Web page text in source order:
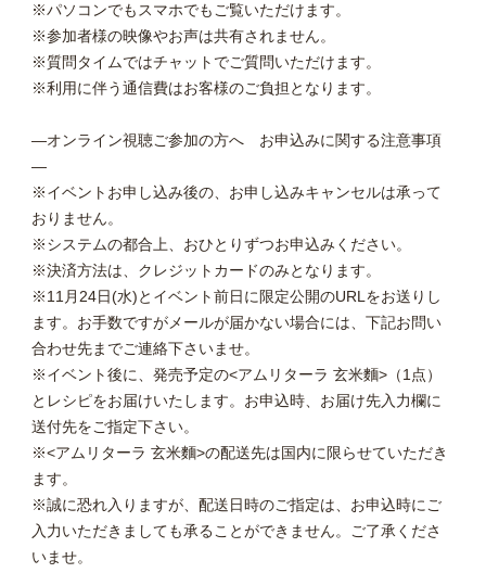
※パソコンでもスマホでもご覧いただけます。
※参加者様の映像やお声は共有されません。
※質問タイムではチャットでご質問いただけます。
※利用に伴う通信費はお客様のご負担となります。
―オンライン視聴ご参加の方へ お申込みに関する注意事項
―
※イベントお申し込み後の、お申し込みキャンセルは承って
おりません。
※システムの都合上、おひとりずつお申込みください。
※決済方法は、クレジットカードのみとなります。
※11月24日(水)とイベント前日に限定公開のURLをお送りし
ます。お手数ですがメールが届かない場合には、下記お問い
合わせ先までご連絡下さいませ。
※イベント後に、発売予定の<アムリターラ 玄米麵>（1点）
とレシピをお届けいたします。お申込時、お届け先入力欄に
送付先をご指定下さい。
※<アムリターラ 玄米麵>の配送先は国内に限らせていただき
ます。
※誠に恐れ入りますが、配送日時のご指定は、お申込時にご
入力いただきましても承ることができません。ご了承くださ
いませ。